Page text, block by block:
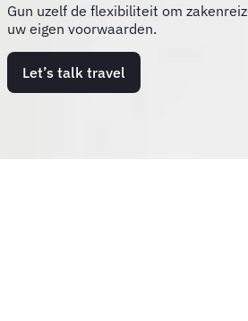
Gun uzelf de flexibiliteit om
uw eigen voorwaarden.
Let’s talk travel